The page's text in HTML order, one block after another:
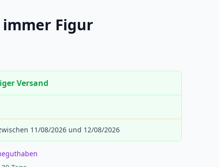
Figur
Versand
11/08/2026 und 12/08/2026